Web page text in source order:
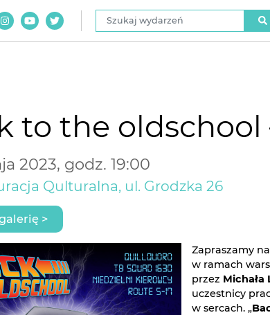
Szukaj wydarzeń
to the
2023, godz. 19:00
Qulturalna, ul. Grodzka 26
>
Zapraszamy
w ramach
przez Michała
uczestnicy
w sercach. „